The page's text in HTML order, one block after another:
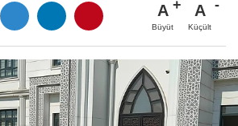
A
Büyüt
A
Küçült